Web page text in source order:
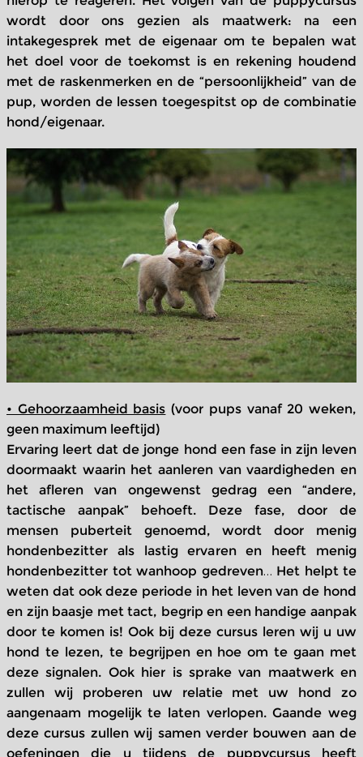
wordt door ons gezien als maatwerk: na een
intakegesprek met de eigenaar om te bepalen wat
het doel voor de toekomst is en rekening houdend
met de raskenmerken en de “persoonlijkheid” van de
pup, worden de lessen toegespitst op de combinatie
hond/eigenaar.
• Gehoorzaamheid basis (voor pups vanaf 20 weken,
geen maximum leeftijd)
Ervaring leert dat de jonge hond een fase in zijn leven
doormaakt waarin het aanleren van vaardigheden en
het afleren van ongewenst gedrag een “andere,
tactische aanpak” behoeft. Deze fase, door de
mensen puberteit genoemd, wordt door menig
hondenbezitter als lastig ervaren en heeft menig
hondenbezitter tot wanhoop gedreven… Het helpt te
weten dat ook deze periode in het leven van de hond
en zijn baasje met tact, begrip en een handige aanpak
door te komen is! Ook bij deze cursus leren wij u uw
hond te lezen, te begrijpen en hoe om te gaan met
deze signalen. Ook hier is sprake van maatwerk en
zullen wij proberen uw relatie met uw hond zo
aangenaam mogelijk te laten verlopen. Gaande weg
deze cursus zullen wij samen verder bouwen aan de
oefeningen die u tijdens de puppycursus heeft